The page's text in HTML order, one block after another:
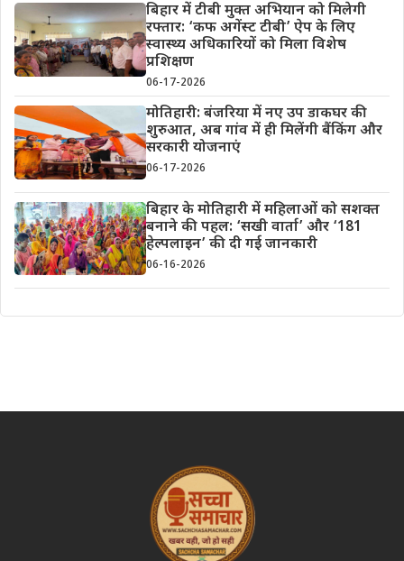
बिहार में टीबी मुक्त अभियान को मिलेगी
रफ्तार: ‘कफ अगेंस्ट टीबी’ ऐप के लिए
स्वास्थ्य अधिकारियों को मिला विशेष
प्रशिक्षण
06-17-2026
मोतिहारी: बंजरिया में नए उप डाकघर की
शुरुआत, अब गांव में ही मिलेंगी बैंकिंग और
सरकारी योजनाएं
06-17-2026
बिहार के मोतिहारी में महिलाओं को सशक्त
बनाने की पहल: ‘सखी वार्ता’ और ‘181
हेल्पलाइन’ की दी गई जानकारी
06-16-2026